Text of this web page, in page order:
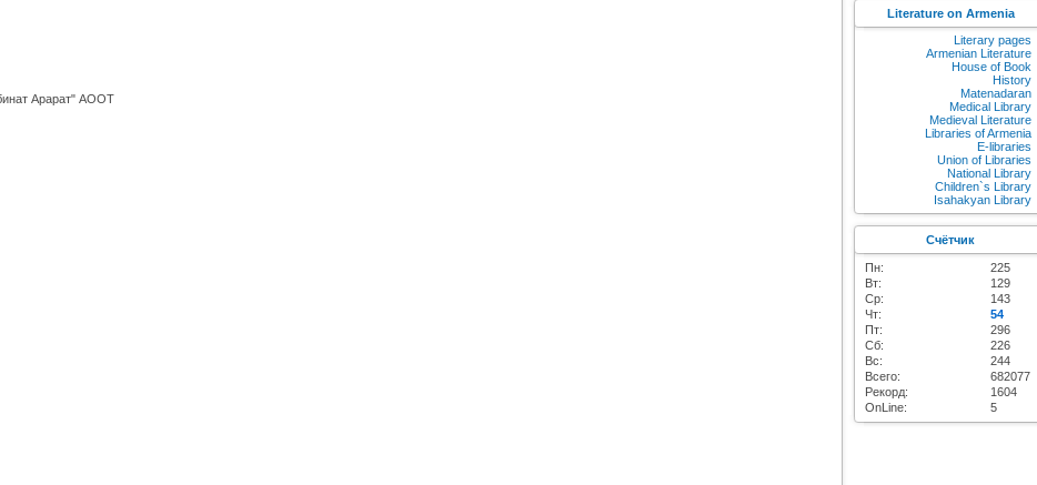
Арарат" АООТ
Literature on Armenia
Literary pages
Armenian Literature
House of Book
History
Matenadaran
Medical Library
Medieval Literature
Libraries of Armenia
E-libraries
Union of Libraries
National Library
Children`s Library
Isahakyan Library
Счётчик
Пн:
225
Вт:
129
Ср:
143
Чт:
54
Пт:
296
Сб:
226
Вс:
244
Всего:
682077
Рекорд:
1604
OnLine:
5